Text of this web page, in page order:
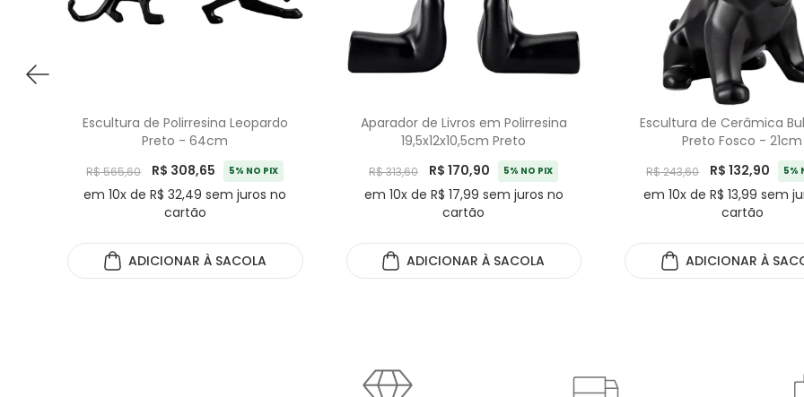
Escultura de Polirresina Leopardo
Preto - 64cm
R$ 565,60 R$ 308,65 5% NO PIX
em 10x de R$ 32,49 sem juros no
cartão
ADICIONAR À SACOLA
Aparador de Livros em Polirresina
19,5x12x10,5cm Preto
R$ 313,60 R$ 170,90 5% NO PIX
em 10x de R$ 17,99 sem juros no
cartão
ADICIONAR À SACOLA
Escultura de Cerâmica
Preto Fosco - 21cm
R$ 243,60 R$ 132,90 5%
em 10x de R$ 13,99 sem
cartão
ADICIONAR À